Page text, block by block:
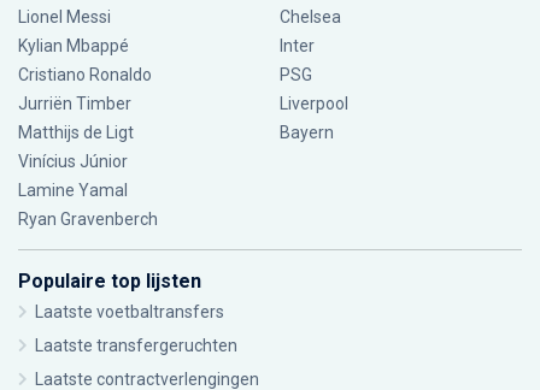
Lionel Messi
Kylian Mbappé
Cristiano Ronaldo
Jurriën Timber
Matthijs de Ligt
Vinícius Júnior
Lamine Yamal
Ryan Gravenberch
Chelsea
Inter
PSG
Liverpool
Bayern
Populaire top lijsten
Laatste voetbaltransfers
Laatste transfergeruchten
Laatste contractverlengingen